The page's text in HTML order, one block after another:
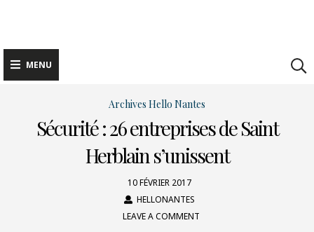
content
MENU
Archives Hello Nantes
Sécurité : 26 entreprises de Saint
Herblain s’unissent
10 FÉVRIER 2017
HELLONANTES
LEAVE A COMMENT